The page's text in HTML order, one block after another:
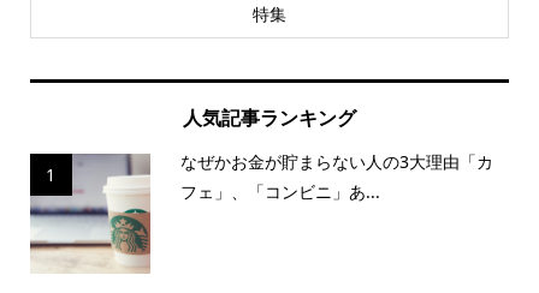
特集
人気記事ランキング
1
なぜかお金が貯まらない人の3大理由「カ
フェ」、「コンビニ」あ...